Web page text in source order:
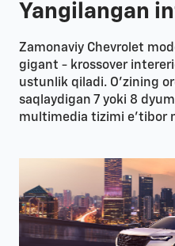
Yangilangan
Zamonaviy Chevrolet
gigant - krossover
ustunlik qiladi. O’zining
saqlaydigan 7 yoki 8
multimedia tizimi e’tibor